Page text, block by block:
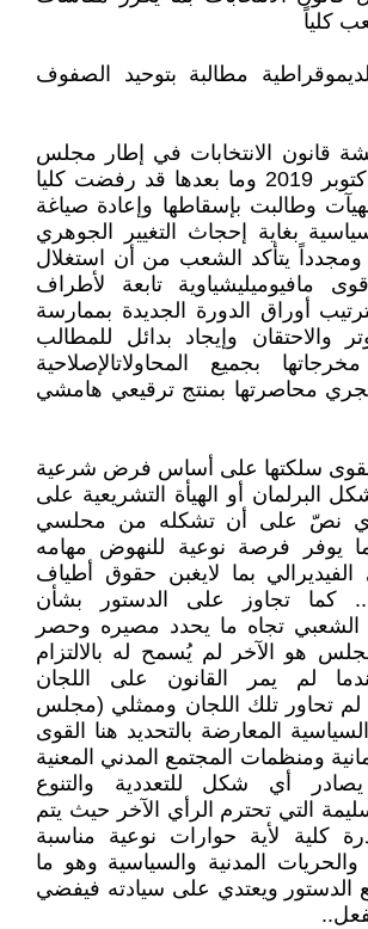
كلياً
مطالبة بتوحيد الصفوف
قانون الانتخابات في إطار مجلس
نواب كانت ثورة أكتوبر 2019 وما بعدها قد رفضت كليا
وطالبت بإسقاطها وإعادة صياغة
بغاية إحجاث التغيير الجوهري
ومجدداً يتأكد الشعب من أن استغلال
مافيوميليشياوية تابعة لأطراف
أوراق الدورة الجديدة بممارسة
والاحتقان وإيجاد بدائل للمطالب
بجميع المحاولاتالإصلاحية
محاصرتها بمنتج ترقيعي هامشي
سلكتها على أساس فرض شرعية
البرلمان أو الهيأة التشريعية على
نصّ على أن تشكله من محلسي
بما يوفر فرصة نوعية للنهوض مهامه
بما لايغبن حقوق أطياف
كما تجاوز على الدستور بشأن
الشعبي تجاه ما يحدد مصيره وحصر
هو الآخر لم يُسمح له بالالتزام
لم يمر القانون على اللجان
لم تحاور تلك اللجان وممثلي (مجلس
المعارضة بالتحديد هنا القوى
ومنظمات المجتمع المدني المعنية
أي شكل للتعددية والتنوع
التي تحترم الرأي الآخر حيث يتم
كلية لأية حوارات نوعية مناسبة
والحريات المدنية والسياسية وهو ما
الدستور ويعتدي على سيادته فيفضي